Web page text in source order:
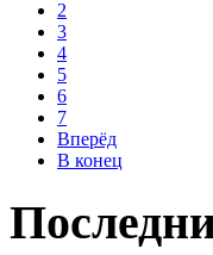
2
3
4
5
6
7
Вперёд
В конец